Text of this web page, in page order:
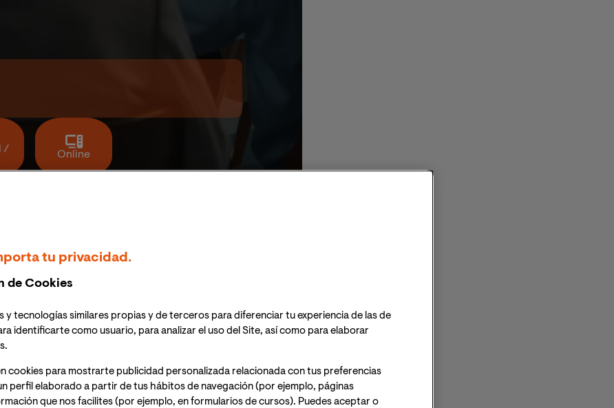
/
Online
maestría MBA
tu privacidad.
de Cookies
y tecnologías similares propias y de terceros para diferenciar tu experiencia de las de
identificarte como usuario, para analizar el uso del Site, así como para elaborar
cookies para mostrarte publicidad personalizada relacionada con tus preferencias
perfil elaborado a partir de tus hábitos de navegación (por ejemplo, páginas
que nos facilites (por ejemplo, en formularios de cursos). Puedes aceptar o